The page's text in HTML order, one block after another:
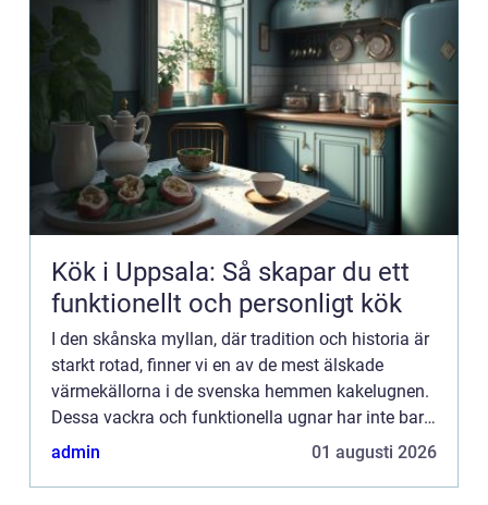
Kök i Uppsala: Så skapar du ett
funktionellt och personligt kök
I den skånska myllan, där tradition och historia är
starkt rotad, finner vi en av de mest älskade
värmekällorna i de svenska hemmen kakelugnen.
Dessa vackra och funktionella ugnar har inte bara
varit en central del av många hem genom
admin 01 augusti 2026